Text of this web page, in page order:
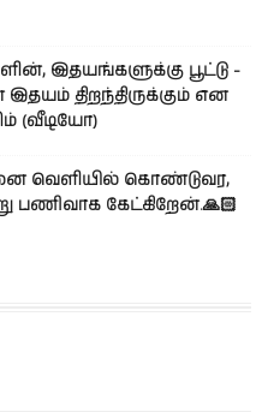
இதயங்களுக்கு பூட்டு -
திறந்திருக்கும் என
(வீடியோ)
வெளியில் கொண்டுவர,
பணிவாக கேட்கிறேன்.🙏🏻